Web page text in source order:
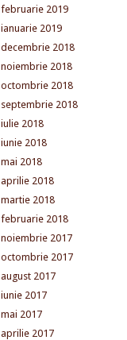
februarie 2019
ianuarie 2019
decembrie 2018
noiembrie 2018
octombrie 2018
septembrie 2018
iulie 2018
iunie 2018
mai 2018
aprilie 2018
martie 2018
februarie 2018
noiembrie 2017
octombrie 2017
august 2017
iunie 2017
mai 2017
aprilie 2017